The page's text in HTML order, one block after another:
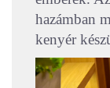
hazámban
kenyér